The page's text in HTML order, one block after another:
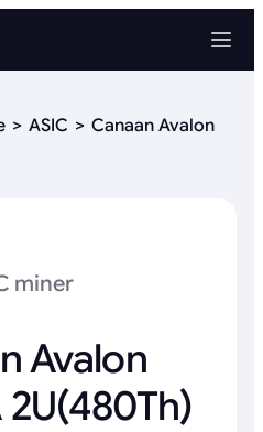
ASIC
Canaan Avalon
miner
Avalon